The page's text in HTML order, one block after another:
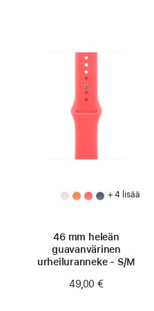
+ 4 lisää
46 mm heleän
guavan­värinen
urheiluranneke - S/M
49,00 €